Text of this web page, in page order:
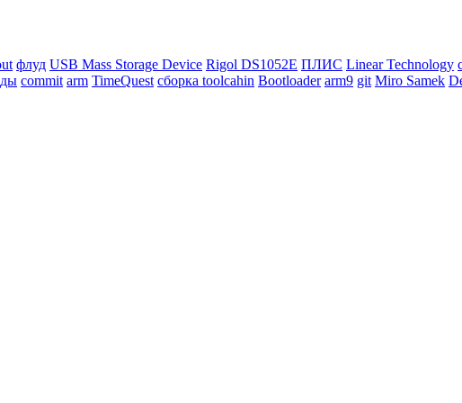
флуд USB Mass Storage Device Rigol DS1052E ПЛИС Linear Technology
commit arm TimeQuest сборка toolcahin Bootloader arm9 git Miro Samek